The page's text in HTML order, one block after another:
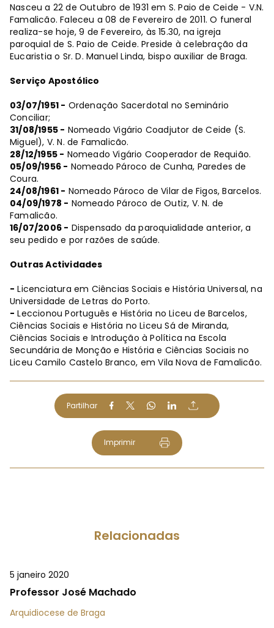
Nasceu a 22 de Outubro de 1931 em S. Paio de Ceide - V.N.
Famalicão. Faleceu a 08 de Fevereiro de 2011. O funeral
realiza-se hoje, 9 de Fevereiro, às 15.30, na igreja
paroquial de S. Paio de Ceide. Preside à celebração da
Eucaristia o Sr. D. Manuel Linda, bispo auxiliar de Braga.
Serviço Apostólico
03/07/1951 - Ordenação Sacerdotal no Seminário
Conciliar;
31/08/1955 - Nomeado Vigário Coadjutor de Ceide (S.
Miguel), V. N. de Famalicão.
28/12/1955 - Nomeado Vigário Cooperador de Requião.
05/09/1956 - Nomeado Pároco de Cunha, Paredes de
Coura.
24/08/1961 - Nomeado Pároco de Vilar de Figos, Barcelos.
04/09/1978 - Nomeado Pároco de Outiz, V. N. de
Famalicão.
16/07/2006 - Dispensado da paroquialidade anterior, a
seu pedido e por razões de saúde.
Outras Actividades
- Licenciatura em Ciências Sociais e História Universal, na
Universidade de Letras do Porto.
- Leccionou Português e História no Liceu de Barcelos,
Ciências Sociais e História no Liceu Sá de Miranda,
Ciências Sociais e Introdução à Política na Escola
Secundária de Monção e História e Ciências Sociais no
Liceu Camilo Castelo Branco, em Vila Nova de Famalicão.
Partilhar
Imprimir
Relacionadas
5 janeiro 2020
Professor José Machado
Arquidiocese de Braga